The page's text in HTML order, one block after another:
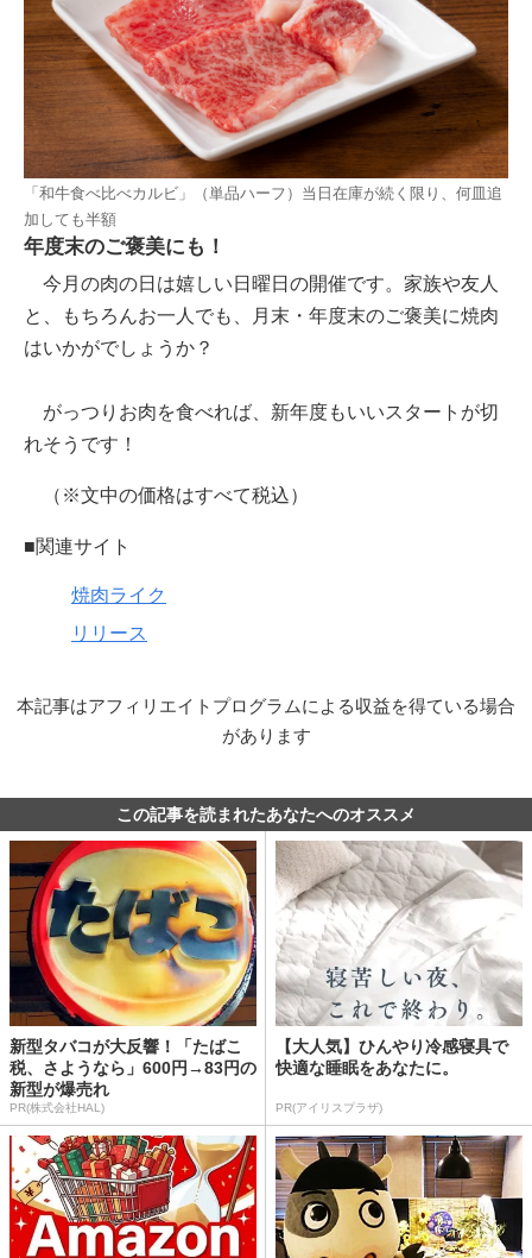
「和牛食べ比べカルビ」（単品ハーフ）当日在庫が続く限り、何皿追
加しても半額
年度末のご褒美にも！
今月の肉の日は嬉しい日曜日の開催です。家族や友人
と、もちろんお一人でも、月末・年度末のご褒美に焼肉
はいかがでしょうか？
がっつりお肉を食べれば、新年度もいいスタートが切
れそうです！
（※文中の価格はすべて税込）
■関連サイト
焼肉ライク
リリース
本記事はアフィリエイトプログラムによる収益を得ている場合
があります
この記事を読まれたあなたへのオススメ
新型タバコが大反響！「たばこ
税、さようなら」600円→83円の
新型が爆売れ
PR(株式会社HAL)
【大人気】ひんやり冷感寝具で
快適な睡眠をあなたに。
PR(アイリスプラザ)